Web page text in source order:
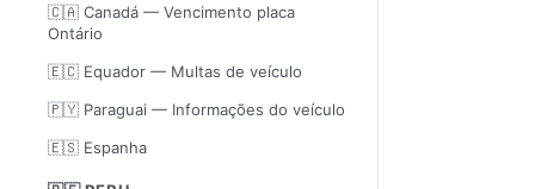
🇨🇦 Canadá — Vencimento placa
Ontário
🇪🇨 Equador — Multas de veículo
🇵🇾 Paraguai — Informações do veículo
🇪🇸 Espanha